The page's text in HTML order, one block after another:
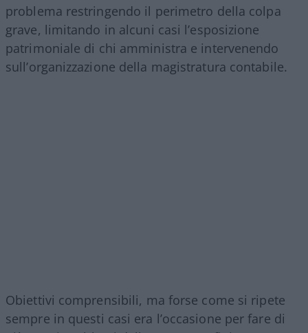
problema restringendo il perimetro della colpa
grave, limitando in alcuni casi l’esposizione
patrimoniale di chi amministra e intervenendo
sull’organizzazione della magistratura contabile.
Obiettivi comprensibili, ma forse come si ripete
sempre in questi casi era l’occasione per fare di